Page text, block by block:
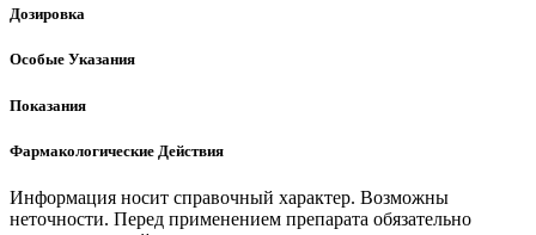
Дозировка
Особые Указания
Показания
Фармакологические Действия
Информация носит справочный характер. Возможны
неточности. Перед применением препарата обязательно